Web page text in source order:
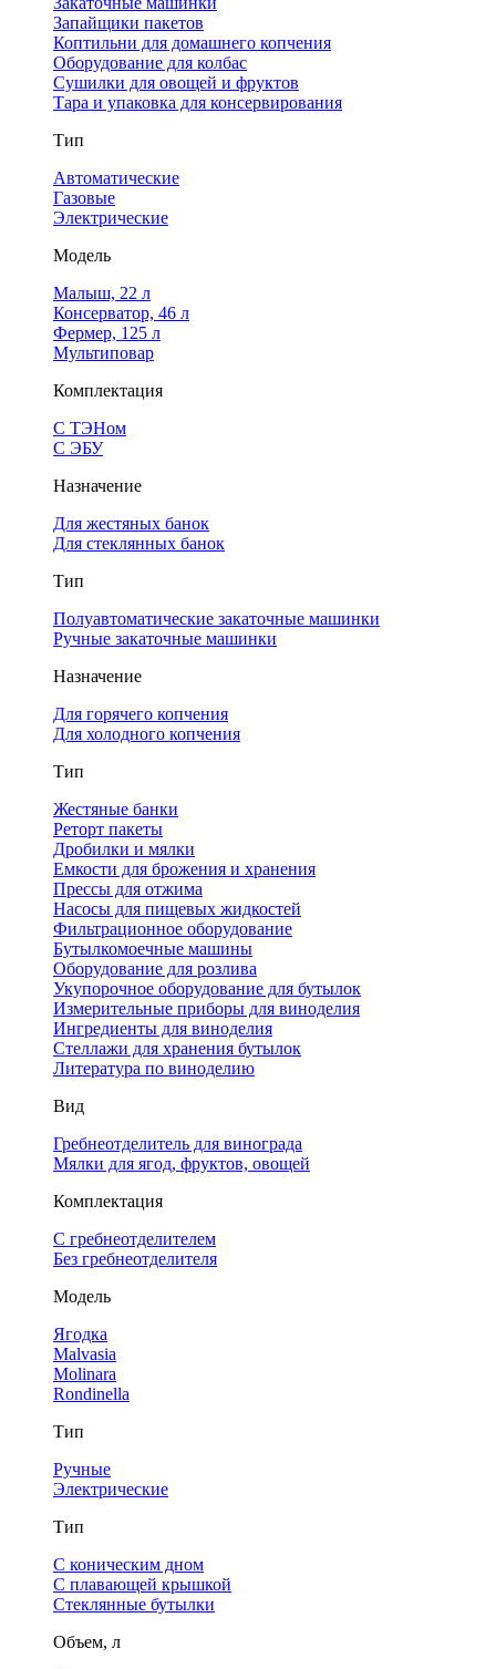
Запайщики пакетов
Коптильни для домашнего копчения
Оборудование для колбас
Сушилки для овощей и фруктов
Тара и упаковка для консервирования
Тип
Автоматические
Газовые
Электрические
Модель
Малыш, 22 л
Консерватор, 46 л
Фермер, 125 л
Мультиповар
Комплектация
С ТЭНом
С ЭБУ
Назначение
Для жестяных банок
Для стеклянных банок
Тип
Полуавтоматические закаточные машинки
Ручные закаточные машинки
Назначение
Для горячего копчения
Для холодного копчения
Тип
Жестяные банки
Реторт пакеты
Дробилки и мялки
Емкости для брожения и хранения
Прессы для отжима
Насосы для пищевых жидкостей
Фильтрационное оборудование
Бутылкомоечные машины
Оборудование для розлива
Укупорочное оборудование для бутылок
Измерительные приборы для виноделия
Ингредиенты для виноделия
Стеллажи для хранения бутылок
Литература по виноделию
Вид
Гребнеотделитель для винограда
Мялки для ягод, фруктов, овощей
Комплектация
С гребнеотделителем
Без гребнеотделителя
Модель
Ягодка
Malvasia
Molinara
Rondinella
Тип
Ручные
Электрические
Тип
С коническим дном
С плавающей крышкой
Стеклянные бутылки
Объем, л